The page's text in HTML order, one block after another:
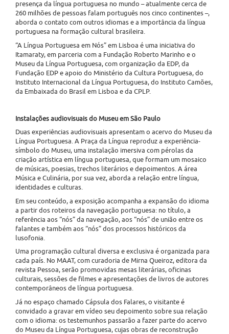
presença da língua portuguesa no mundo – atualmente cerca de
260 milhões de pessoas falam português nos cinco continentes –,
aborda o contato com outros idiomas e a importância da língua
portuguesa na formação cultural brasileira.
“A Língua Portuguesa em Nós” em Lisboa é uma iniciativa do
Itamaraty, em parceria com a Fundação Roberto Marinho e o
Museu da Língua Portuguesa, com organização da EDP, da
Fundação EDP e apoio do Ministério da Cultura Portuguesa, do
Instituto Internacional da Língua Portuguesa, do Instituto Camões,
da Embaixada do Brasil em Lisboa e da CPLP.
Instalações audiovisuais do Museu em São Paulo
Duas experiências audiovisuais apresentam o acervo do Museu da
Língua Portuguesa. A Praça da Língua reproduz a experiência-
símbolo do Museu, uma instalação imersiva com pérolas da
criação artística em língua portuguesa, que formam um mosaico
de músicas, poesias, trechos literários e depoimentos. A área
Música e Culinária, por sua vez, aborda a relação entre língua,
identidades e culturas.
Em seu conteúdo, a exposição acompanha a expansão do idioma
a partir dos roteiros da navegação portuguesa: no título, a
referência aos “nós” da navegação, aos “nós” de união entre os
falantes e também aos “nós” dos processos históricos da
lusofonia.
Uma programação cultural diversa e exclusiva é organizada para
cada país. No MAAT, com curadoria de Mirna Queiroz, editora da
revista Pessoa, serão promovidas mesas literárias, oficinas
culturais, sessões de filmes e apresentações de livros de autores
contemporâneos de língua portuguesa.
Já no espaço chamado Cápsula dos Falares, o visitante é
convidado a gravar em vídeo seu depoimento sobre sua relação
com o idioma: os testemunhos passarão a fazer parte do acervo
do Museu da Língua Portuguesa, cujas obras de reconstrução